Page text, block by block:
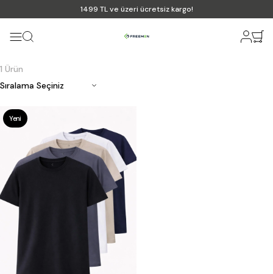
1499 TL ve üzeri ücretsiz kargo!
1 Ürün
Yeni